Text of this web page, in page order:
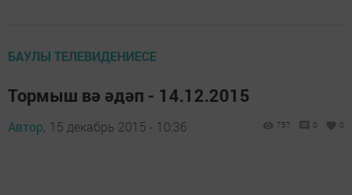
БАУЛЫ ТЕЛЕВИДЕНИЕСЕ
Тормыш вә әдәп - 14.12.2015
Автор, 15 декабрь 2015 - 10:36 757 0 0